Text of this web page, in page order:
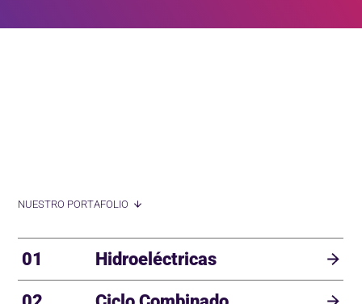
NUESTRO PORTAFOLIO
01 Hidroeléctricas